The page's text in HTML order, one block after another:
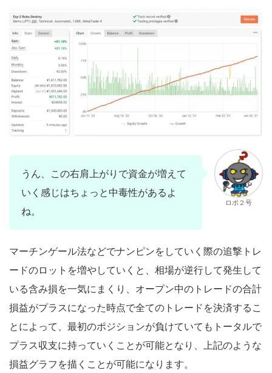
うん、この右肩上がりで資金が増えて
いく感じはちょっと中毒性があるよ
ね。
ロボ２号
マーチンゲール法などでナンピンをしていく際の追撃トレ
ードのロットを増やしていくと、相場が逆行して発生して
いる含み損を一気にまくり、オープン中のトレードの合計
損益がプラスになった時点で全てのトレードを決済するこ
とによって、最初のポジションが負けていてもトータルで
プラス収支に持っていくことが可能となり、上記のような
損益グラフを描くことが可能になります。